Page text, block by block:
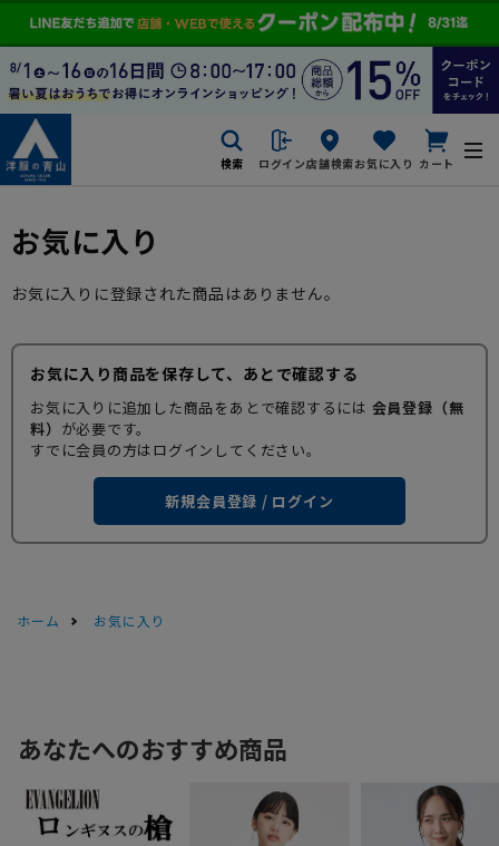
検索 ログイン店舗検索お気に入り カート
お気に入り
お気に入りに登録された商品はありません。
お気に入り商品を保存して、あとで確認する
お気に入りに追加した商品をあとで確認するには 会員登録（無
料） が必要です。
すでに会員の方はログインしてください。
新規会員登録 / ログイン
ホーム お気に入り